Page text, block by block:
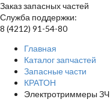
Заказ запасных частей
Служба поддержки:
8 (4212) 91-54-80
Главная
Каталог запчастей
Запасные части
КРАТОН
Электротриммеры ЗЧ